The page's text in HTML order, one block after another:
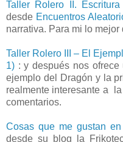
Taller Rolero II.
desde Encuentros
narrativa. Para mi lo mejor
Taller Rolero III – El
1) : y después nos
ejemplo del Dragón y la
realmente interesante a
comentarios.
Cosas que me gustan
desde su blog la